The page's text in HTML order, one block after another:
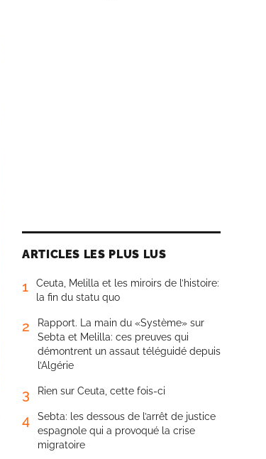
ARTICLES LES PLUS LUS
1
Ceuta, Melilla et les miroirs de l’histoire:
la fin du statu quo
2
Rapport. La main du «Système» sur
Sebta et Melilla: ces preuves qui
démontrent un assaut téléguidé depuis
l’Algérie
3 Rien sur Ceuta, cette fois-ci
4
Sebta: les dessous de l’arrêt de justice
espagnole qui a provoqué la crise
migratoire